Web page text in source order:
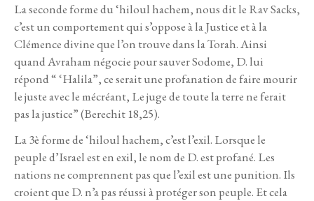
La seconde forme du ‘hiloul hachem, nous dit le Rav Sacks,
c’est un comportement qui s’oppose à la Justice et à la
Clémence divine que l’on trouve dans la Torah. Ainsi
quand Avraham négocie pour sauver Sodome, D. lui
répond “ ‘Halila”, ce serait une profanation de faire mourir
le juste avec le mécréant, Le juge de toute la terre ne ferait
pas la justice” (Berechit 18,25).
La 3è forme de ‘hiloul hachem, c’est l’exil. Lorsque le
peuple d’Israel est en exil, le nom de D. est profané. Les
nations ne comprennent pas que l’exil est une punition. Ils
croient que D. n’a pas réussi à protéger son peuple. Et cela